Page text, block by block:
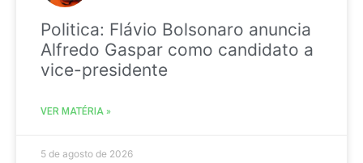
Politica: Flávio Bolsonaro anuncia
Alfredo Gaspar como candidato a
vice-presidente
VER MATÉRIA »
5 de agosto de 2026